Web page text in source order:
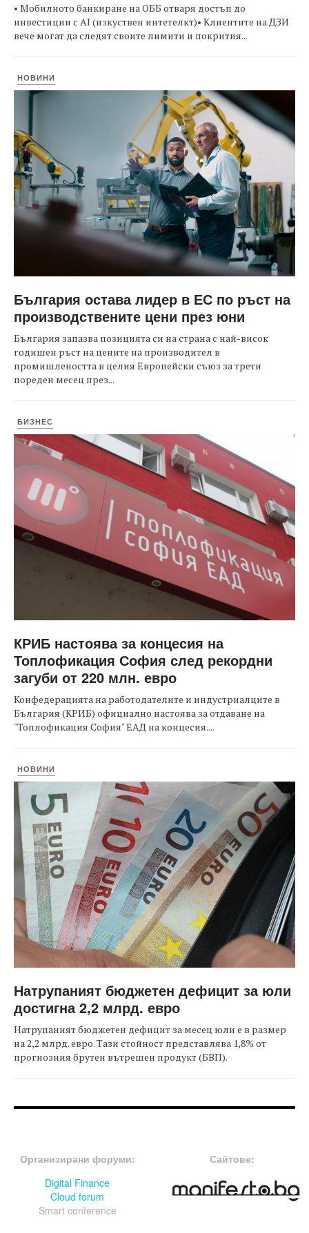
• Мобилното банкиране на ОББ отваря достъп до
инвестиции с AI (изкуствен интетелкт)• Клиентите на ДЗИ
вече могат да следят своите лимити и покрития...
НОВИНИ
България остава лидер в ЕС по ръст на
производствените цени през юни
България запазва позицията си на страна с най-висок
годишен ръст на цените на производител в
промишлеността в целия Европейски съюз за трети
пореден месец през...
БИЗНЕС
КРИБ настоява за концесия на
Топлофикация София след рекордни
загуби от 220 млн. евро
Конфедерацията на работодателите и индустриалците в
България (КРИБ) официално настоява за отдаване на
"Топлофикация София" ЕАД на концесия....
НОВИНИ
Натрупаният бюджетен дефицит за юли
достигна 2,2 млрд. евро
Натрупаният бюджетен дефицит за месец юли е в размер
на 2,2 млрд. евро. Тази стойност представлява 1,8% от
прогнозния брутен вътрешен продукт (БВП).
Организирани форуми:
Digital Finance
Cloud forum
Smart conference
Сайтове: